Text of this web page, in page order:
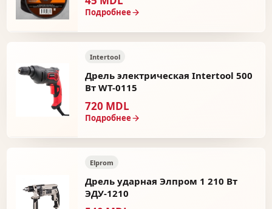
Подробнее
Intertool
Дрель электрическая Intertool 500
Вт WT-0115
720 MDL
Подробнее
Elprom
Дрель ударная Элпром 1 210 Вт
ЭДУ-1210